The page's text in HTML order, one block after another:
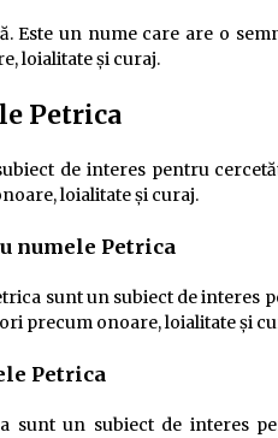
Este un nume care are o
loialitate și curaj.
Petrica
de interes pentru
loialitate și curaj.
numele Petrica
sunt un subiect de interes
precum onoare, loialitate și
Petrica
sunt un subiect de interes